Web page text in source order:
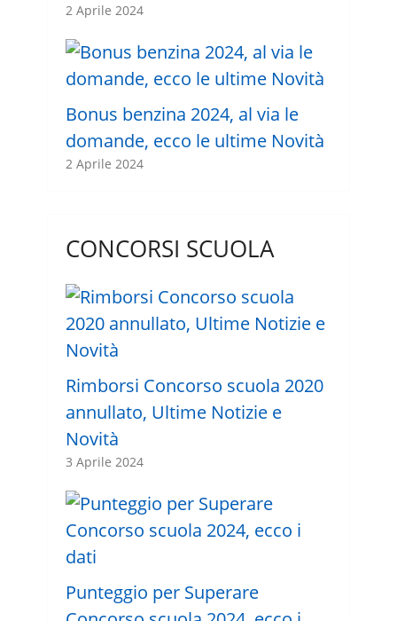
2 Aprile 2024
Bonus benzina 2024, al via le
domande, ecco le ultime Novità
2 Aprile 2024
CONCORSI SCUOLA
Rimborsi Concorso scuola 2020
annullato, Ultime Notizie e
Novità
3 Aprile 2024
Punteggio per Superare